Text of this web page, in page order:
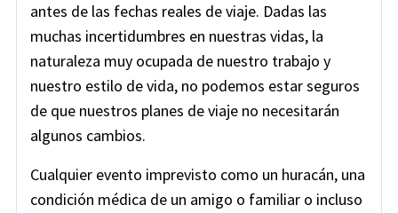
antes de las fechas reales de viaje. Dadas las
muchas incertidumbres en nuestras vidas, la
naturaleza muy ocupada de nuestro trabajo y
nuestro estilo de vida, no podemos estar seguros
de que nuestros planes de viaje no necesitarán
algunos cambios.
Cualquier evento imprevisto como un huracán, una
condición médica de un amigo o familiar o incluso